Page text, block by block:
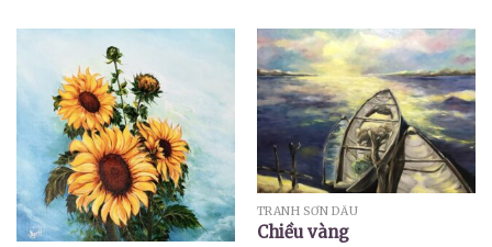
TRANH SƠN DẦU
Chiều vàng